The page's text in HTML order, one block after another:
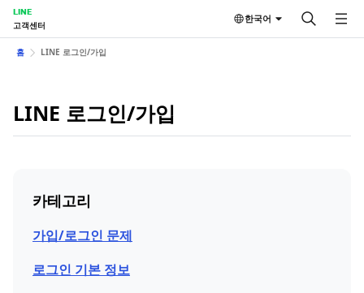
LINE
고객센터
한국어
홈 LINE 로그인/가입
LINE 로그인/가입
카테고리
가입/로그인 문제
로그인 기본 정보